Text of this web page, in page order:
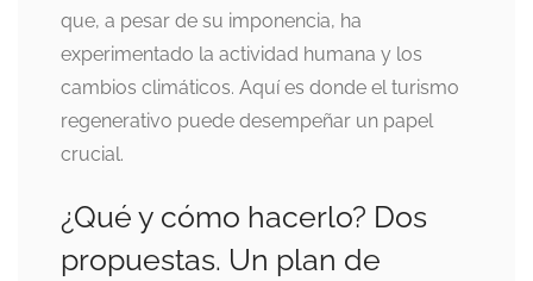
que, a pesar de su imponencia, ha
experimentado la actividad humana y los
cambios climáticos. Aquí es donde el turismo
regenerativo puede desempeñar un papel
crucial.
¿Qué y cómo hacerlo? Dos
propuestas. Un plan de